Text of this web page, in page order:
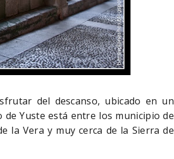
del descanso, ubicado en un
de Yuste está entre los municipio de
la Vera y muy cerca de la Sierra de